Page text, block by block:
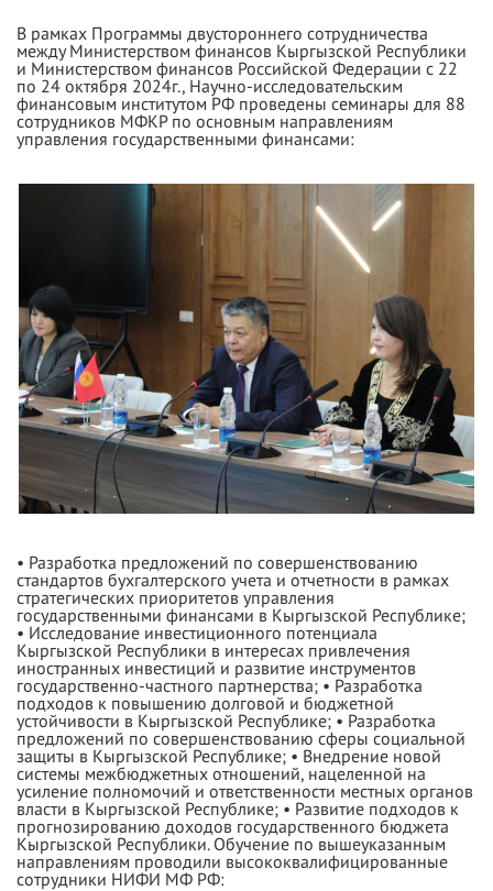
В рамках Программы двустороннего сотрудничества
между Министерством финансов Кыргызской Республики
и Министерством финансов Российской Федерации с 22
по 24 октября 2024г., Научно-исследовательским
финансовым институтом РФ проведены семинары для 88
сотрудников МФКР по основным направлениям
управления государственными финансами:
• Разработка предложений по совершенствованию
стандартов бухгалтерского учета и отчетности в рамках
стратегических приоритетов управления
государственными финансами в Кыргызской Республике;
• Исследование инвестиционного потенциала
Кыргызской Республики в интересах привлечения
иностранных инвестиций и развитие инструментов
государственно-частного партнерства; • Разработка
подходов к повышению долговой и бюджетной
устойчивости в Кыргызской Республике; • Разработка
предложений по совершенствованию сферы социальной
защиты в Кыргызской Республике; • Внедрение новой
системы межбюджетных отношений, нацеленной на
усиление полномочий и ответственности местных органов
власти в Кыргызской Республике; • Развитие подходов к
прогнозированию доходов государственного бюджета
Кыргызской Республики. Обучение по вышеуказанным
направлениям проводили высококвалифицированные
сотрудники НИФИ МФ РФ: